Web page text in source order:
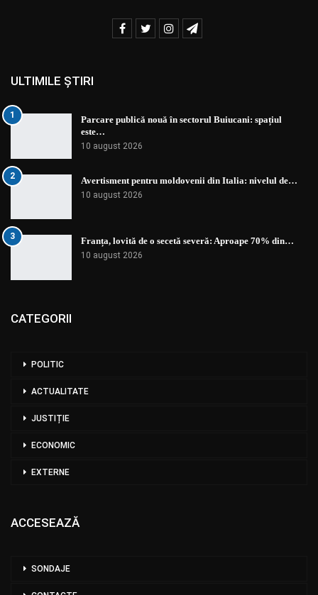
ULTIMILE ȘTIRI
1
Parcare publică nouă în sectorul Buiucani: spațiul
este…
10 august 2026
2 Avertisment pentru moldovenii din Italia: nivelul de…
10 august 2026
3 Franța, lovită de o secetă severă: Aproape 70% din…
10 august 2026
CATEGORII
POLITIC
ACTUALITATE
JUSTIȚIE
ECONOMIC
EXTERNE
ACCESEAZĂ
SONDAJE